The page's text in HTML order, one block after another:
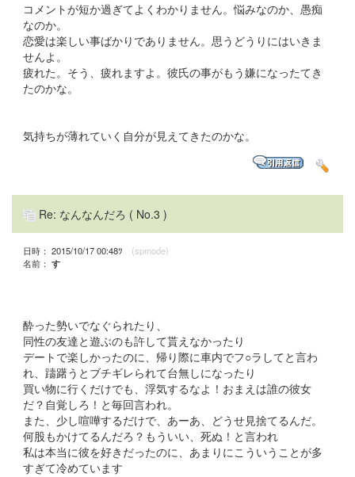
コメントが短か過ぎてよくわかりません。悩みなのか、愚痴
なのか。
恋愛は楽しい事ばかりでありません。思うどうりにはいきま
せんよ。
疲れた。そう、疲れますよ。彼氏の事がもう嫌になったてき
たのかな。
気持ちが薄れていく自分が見えてきたのかな。
Re: なんなんだろ ( No.3 )
日時： 2015/10/17 00:48ﾂ (spmode)
名前： す
酔った勢いでなぐられたり、
同性の友達と遊ぶのも許して貰えなかったり
デートで楽しかったのに、帰り際に車内でフ○ラしてと言わ
れ、躊躇うとブチギレられて台無しになったり
買い物に行くだけでも、浮気するなよ！おまえは誰の彼女
だ？自覚しろ！と毎回言われ。
また、少し喧嘩するだけで、あーあ、どうせ見捨てるんだ。
何股もかけてるんだろ？もういい、死ぬ！と言われ
私は本当に彼を好きだったのに、あまりにこういうことが多
すぎて冷めています